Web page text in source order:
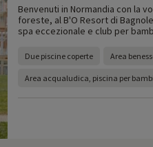
Benvenuti in Normandia con la
foreste, al B'O Resort di
spa eccezionale e club per
Due piscine coperte Area
Area acqualudica, piscina per